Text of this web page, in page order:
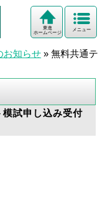
メニュー
東進
ホームページ
お知らせ » 無料共通テ
試申し込み受付